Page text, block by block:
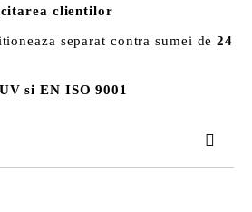
clientilor
separat contra sumei de24
si EN ISO 9001